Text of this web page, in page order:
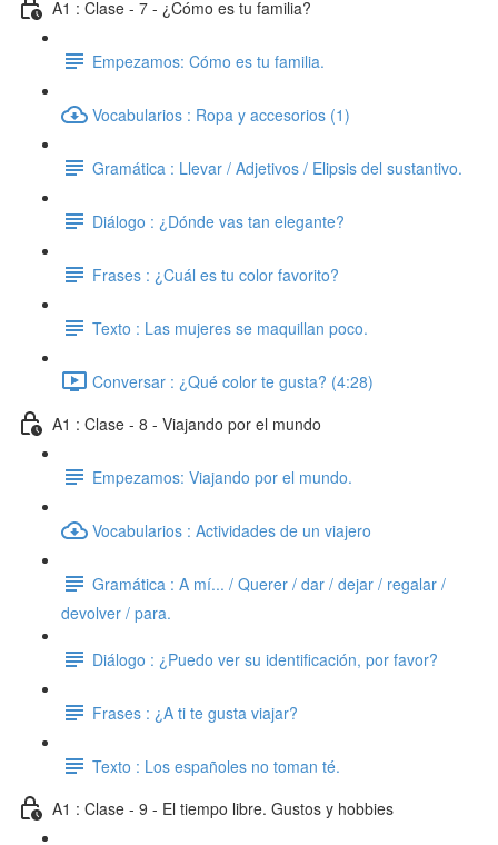
A1 : Clase - 7 - ¿Cómo es tu familia?
Empezamos: Cómo es tu familia.
Vocabularios : Ropa y accesorios (1)
Gramática : Llevar / Adjetivos / Elipsis del sustantivo.
Diálogo : ¿Dónde vas tan elegante?
Frases : ¿Cuál es tu color favorito?
Texto : Las mujeres se maquillan poco.
Conversar : ¿Qué color te gusta? (4:28)
A1 : Clase - 8 - Viajando por el mundo
Empezamos: Viajando por el mundo.
Vocabularios : Actividades de un viajero
Gramática : A mí... / Querer / dar / dejar / regalar /
devolver / para.
Diálogo : ¿Puedo ver su identificación, por favor?
Frases : ¿A ti te gusta viajar?
Texto : Los españoles no toman té.
A1 : Clase - 9 - El tiempo libre. Gustos y hobbies